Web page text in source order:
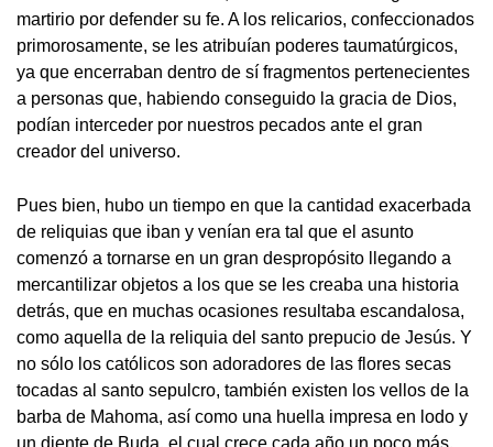
martirio por defender su fe. A los relicarios, confeccionados
primorosamente, se les atribuían poderes taumatúrgicos,
ya que encerraban dentro de sí fragmentos pertenecientes
a personas que, habiendo conseguido la gracia de Dios,
podían interceder por nuestros pecados ante el gran
creador del universo.
Pues bien, hubo un tiempo en que la cantidad exacerbada
de reliquias que iban y venían era tal que el asunto
comenzó a tornarse en un gran despropósito llegando a
mercantilizar objetos a los que se les creaba una historia
detrás, que en muchas ocasiones resultaba escandalosa,
como aquella de la reliquia del santo prepucio de Jesús. Y
no sólo los católicos son adoradores de las flores secas
tocadas al santo sepulcro, también existen los vellos de la
barba de Mahoma, así como una huella impresa en lodo y